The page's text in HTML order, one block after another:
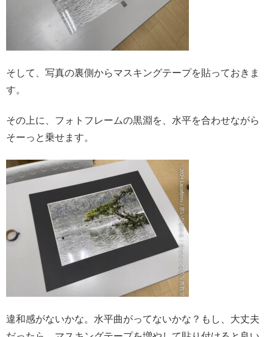
そして、写真の裏側からマスキングテープを貼っておきま
す。
その上に、フォトフレームの黒淵を、水平を合わせながら
そーっと乗せます。
違和感がないかな。水平曲がってないかな？もし、大丈夫